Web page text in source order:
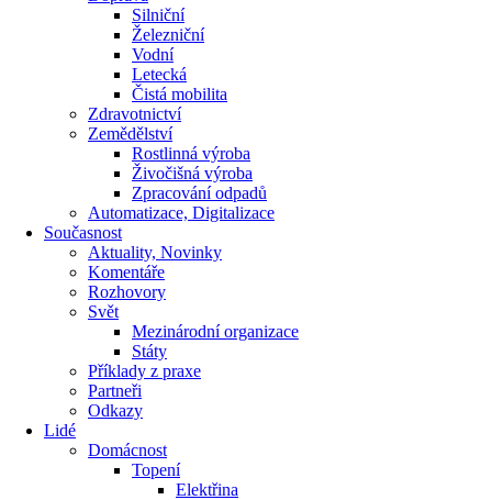
Silniční
Železniční
Vodní
Letecká
Čistá mobilita
Zdravotnictví
Zemědělství
Rostlinná výroba
Živočišná výroba
Zpracování odpadů
Automatizace, Digitalizace
Současnost
Aktuality, Novinky
Komentáře
Rozhovory
Svět
Mezinárodní organizace
Státy
Příklady z praxe
Partneři
Odkazy
Lidé
Domácnost
Topení
Elektřina